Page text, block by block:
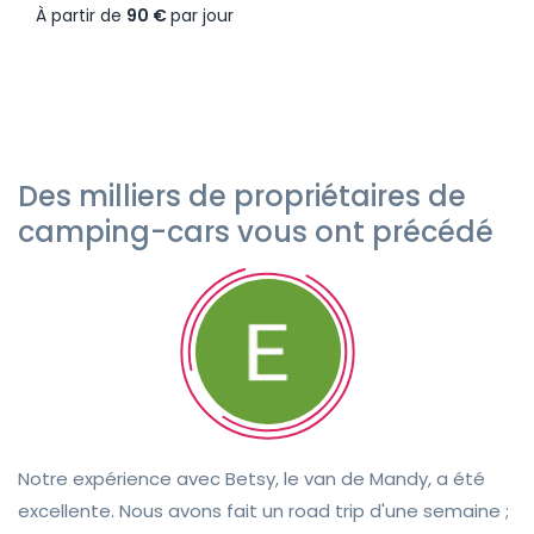
À partir de 90 €par jour
Des milliers de propriétaires de
camping-cars vous ont précédé
Notre expérience avec Betsy, le van de Mandy, a été
excellente. Nous avons fait un road trip d'une semaine ;